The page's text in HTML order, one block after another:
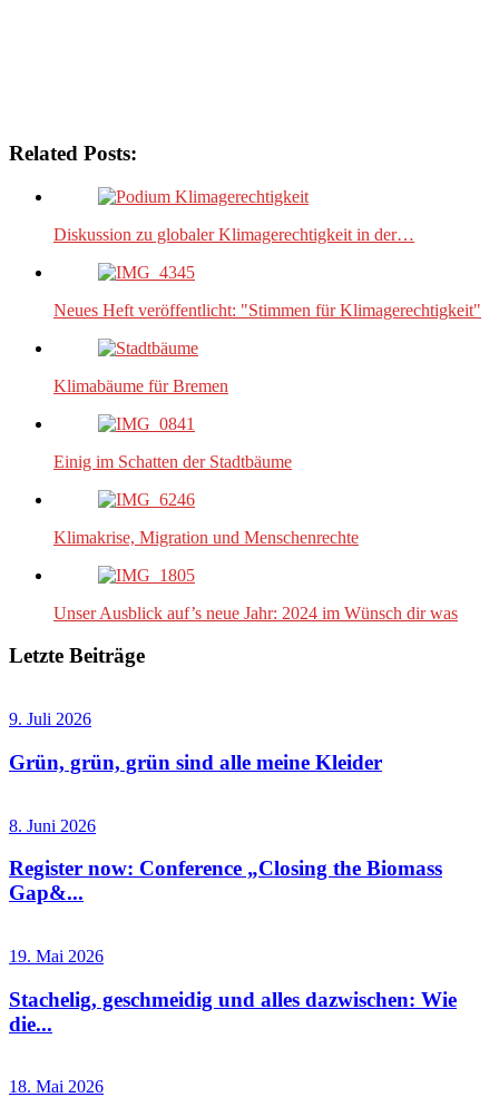
Related Posts:
Diskussion zu globaler Klimagerechtigkeit in der…
Neues Heft veröffentlicht: "Stimmen für Klimagerechtigkeit"
Klimabäume für Bremen
Einig im Schatten der Stadtbäume
Klimakrise, Migration und Menschenrechte
Unser Ausblick auf’s neue Jahr: 2024 im Wünsch dir was
Letzte Beiträge
9. Juli 2026
Grün, grün, grün sind alle meine Kleider
8. Juni 2026
Register now: Conference „Closing the Biomass
Gap&...
19. Mai 2026
Stachelig, geschmeidig und alles dazwischen: Wie
die...
18. Mai 2026